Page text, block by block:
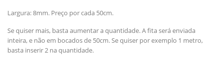
Largura: 8mm. Preço por cada 50cm.
Se quiser mais, basta aumentar a quantidade. A fita será enviada
inteira, e não em bocados de 50cm. Se quiser por exemplo 1 metro,
basta inserir 2 na quantidade.